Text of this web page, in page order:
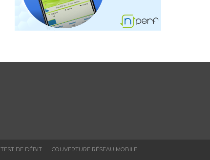
TEST DE DÉBIT
COUVERTURE RÉSEAU MOBILE